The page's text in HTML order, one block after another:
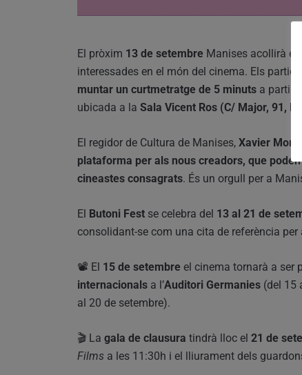
El pròxim 13 de setembre Manises acollirà el
interessades en el món del cinema. Els
muntar un curtmetratge de 5 minuts a partir
ubicada a la Sala Vicent Ros (C/ Major, 91,
El regidor de Cultura de Manises, Xavier Morant
plataforma per als nous creadors, que
cineastes consagrats. És un orgull per a
El Butoni Fest se celebra del 13 al 21 de
consolidant-se com una cita de referència
📽️ El 15 de setembre el cinema tornarà a ser
internacionals a l’Auditori Germanies (del 15
al 20 de setembre).
🎬 La gala de clausura tindrà lloc el 21 de
Films a les 11:30h i el lliurament dels